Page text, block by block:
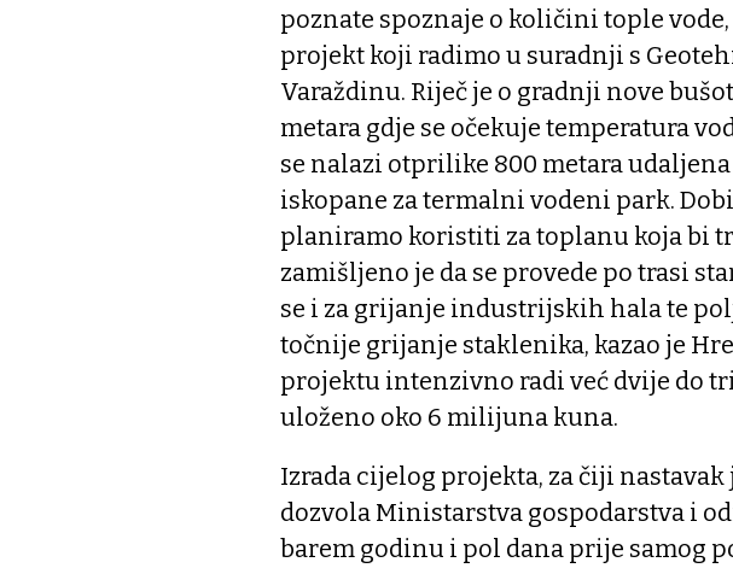
poznate spoznaje o količini tople
projekt koji radimo u suradnji s
Varaždinu. Riječ je o gradnji nove
metara gdje se očekuje temperatura
se nalazi otprilike 800 metara
iskopane za termalni vodeni park.
planiramo koristiti za toplanu koja bi
zamišljeno je da se provede po trasi
se i za grijanje industrijskih hala te
točnije grijanje staklenika, kazao je
projektu intenzivno radi već dvije do tri
uloženo oko 6 milijuna kuna.
Izrada cijelog projekta, za čiji
dozvola Ministarstva gospodarstva i
barem godinu i pol dana prije samog